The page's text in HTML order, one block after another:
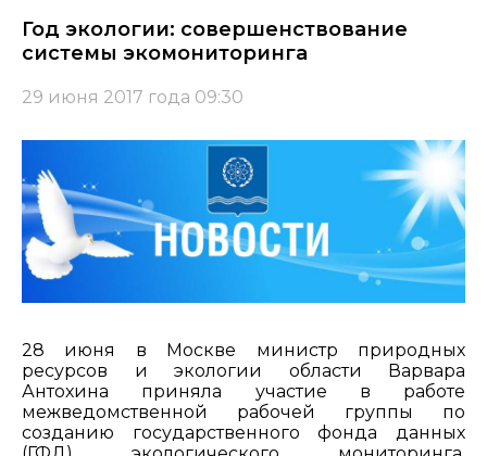
Год экологии: совершенствование
системы экомониторинга
29 июня 2017 года 09:30
28 июня в Москве министр природных
ресурсов и экологии области Варвара
Антохина приняла участие в работе
межведомственной рабочей группы по
созданию государственного фонда данных